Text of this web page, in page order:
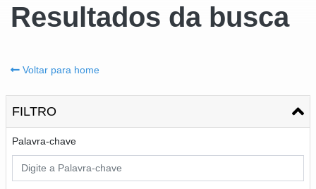
Resultados da busca
Voltar para home
FILTRO
Palavra-chave